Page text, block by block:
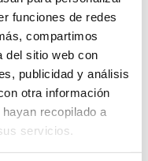
funciones de redes
compartimos
del sitio web con
publicidad y análisis
otra información
recopilado a
servicios.